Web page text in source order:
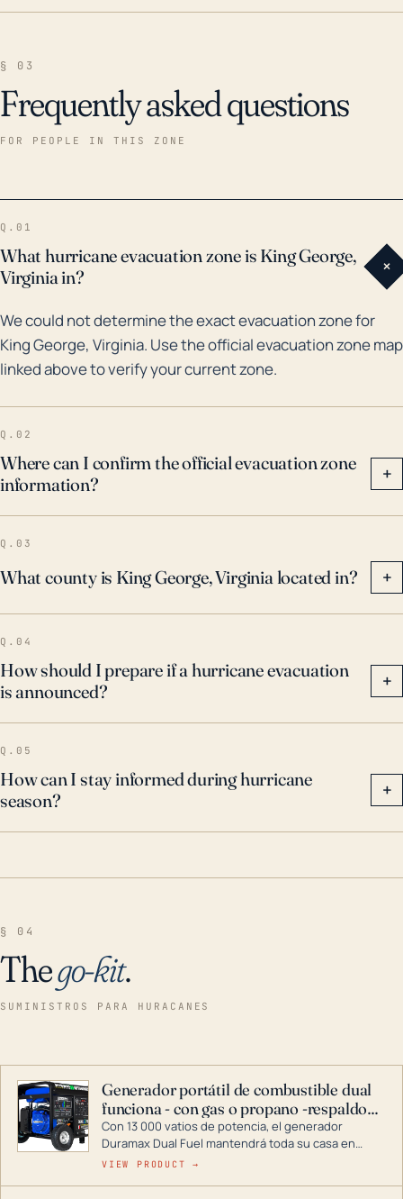
§ 03
Frequently asked questions
FOR PEOPLE IN THIS ZONE
Q.01
What hurricane evacuation zone is King George,
Virginia in?
+
We could not determine the exact evacuation zone for
King George, Virginia. Use the official evacuation zone map
linked above to verify your current zone.
Q.02
Where can I confirm the official evacuation zone
information?
+
Q.03
What county is King George, Virginia located in? +
Q.04
How should I prepare if a hurricane evacuation
is announced?
+
Q.05
How can I stay informed during hurricane
season?
+
§ 04
Thego-kit.
SUMINISTROS PARA HURACANES
Generador portátil de combustible dual
funciona - con gas o propano -respaldo
para el hogar
Con 13 000 vatios de potencia, el generador
Duramax Dual Fuel mantendrá toda su casa en
funcionamiento durante una tormenta o un corte
VIEW PRODUCT →